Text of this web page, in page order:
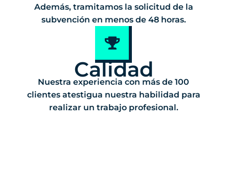
Además, tramitamos la solicitud de la
subvención en menos de 48 horas.
Calidad
Nuestra experiencia con más de 100
clientes atestigua nuestra habilidad para
realizar un trabajo profesional.